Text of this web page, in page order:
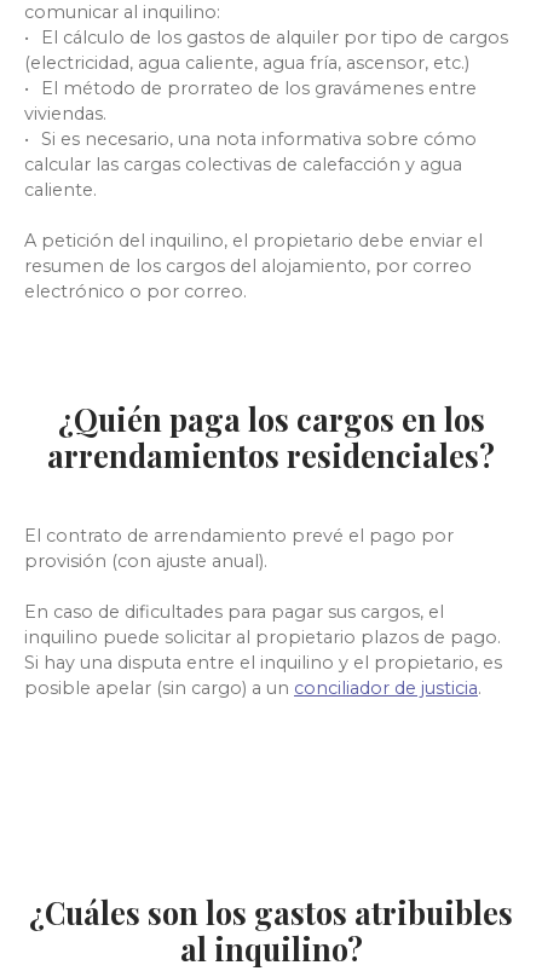
comunicar al inquilino:
El cálculo de los gastos de alquiler por tipo de cargos
(electricidad, agua caliente, agua fría, ascensor, etc.)
El método de prorrateo de los gravámenes entre
viviendas.
Si es necesario, una nota informativa sobre cómo
calcular las cargas colectivas de calefacción y agua
caliente.
A petición del inquilino, el propietario debe enviar el
resumen de los cargos del alojamiento, por correo
electrónico o por correo.
¿Quién paga los cargos en los
arrendamientos residenciales?
El contrato de arrendamiento prevé el pago por
provisión (con ajuste anual).
En caso de dificultades para pagar sus cargos, el
inquilino puede solicitar al propietario plazos de pago.
Si hay una disputa entre el inquilino y el propietario, es
posible apelar (sin cargo) a un conciliador de justicia.
¿Cuáles son los gastos atribuibles
al inquilino?